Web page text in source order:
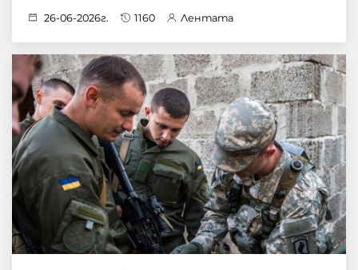
26-06-2026г. 1160 Лентата